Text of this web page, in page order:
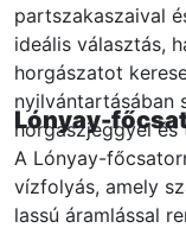
partszakaszaival
ideális választás,
horgászatot
nyilvántartásában
horgászjeggyel
Lónyay-
A Lónyay-
vízfolyás, amely
lassú áramlással